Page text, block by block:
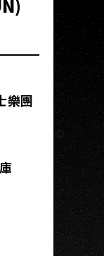
樂團